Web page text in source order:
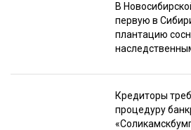
В
первую в
плантацию
Кредиторы
процедуру